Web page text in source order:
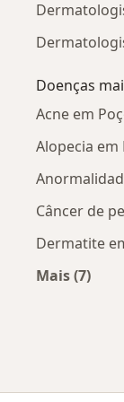
Doenças
Acne em
Alopecia em
Câncer de
Dermatite
Mais (7)